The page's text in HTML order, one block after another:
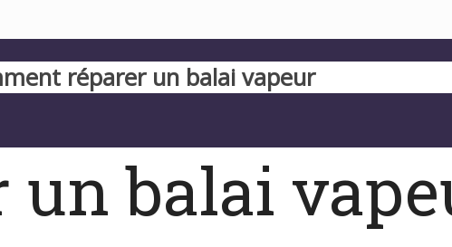
réparer un balai vapeur
balai